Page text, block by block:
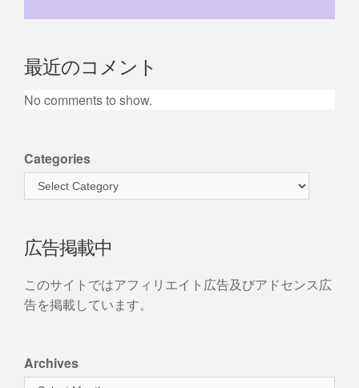
最近のコメント
No comments to show.
Categories
広告掲載中
このサイトではアフィリエイト広告及びアドセンス広
告を掲載しています。
Archives